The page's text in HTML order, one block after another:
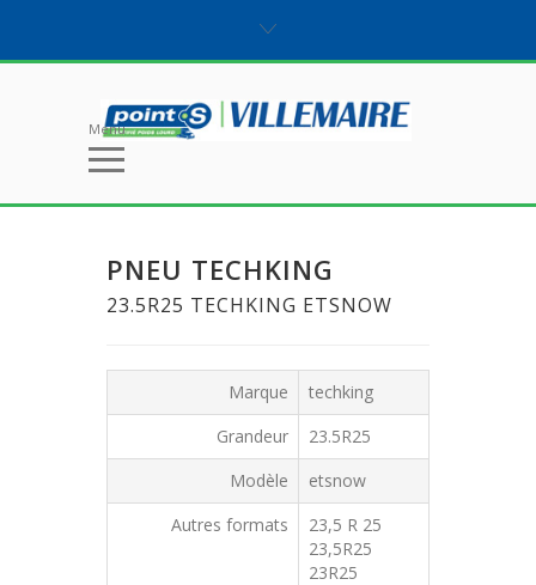
Menu
PNEU TECHKING
23.5R25 TECHKING ETSNOW
Marque
techking
Grandeur
23.5R25
Modèle
etsnow
Autres formats
23,5 R 25
23,5R25
23R25